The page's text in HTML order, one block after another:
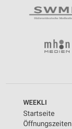
WEEKLI
Startseite
Öffnungszeiten